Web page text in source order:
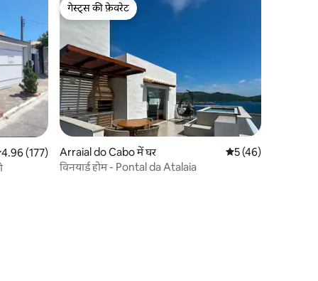
रेटिंग 5 में से 4.96, 177 समीक्षाएँ
4.96 (177)
गेस्ट्स की फ़ेवरेट
गेस्ट्स की फ़ेवरेट
Arraial do Cabo में घर औसत रेटिंग 5 में से 5,
5 (46)
विनयार्ड होम - Pontal da Atalaia